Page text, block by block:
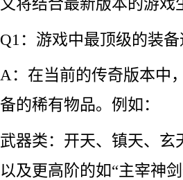
文将结合最新版本的游
Q1：游戏中最顶级的装备
A：在当前的传奇版本中
备的稀有物品。例如：
武器类：开天、镇天、
以及更高阶的如“主宰神